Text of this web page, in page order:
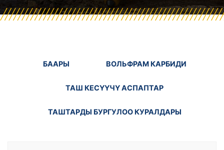
БААРЫ ВОЛЬФРАМ КАРБИДИ
ТАШ КЕСҮҮЧҮ АСПАПТАР
ТАШТАРДЫ БУРГУЛОО КУРАЛДАРЫ